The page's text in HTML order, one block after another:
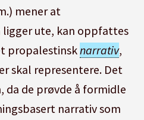
mener at
ute, kan oppfattes
propalestinsknarrativ,
skal representere. Det
da de prøvde å formidle
narrativ som